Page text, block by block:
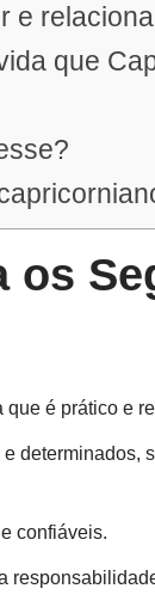
e
que
os
é prático e
determinados,
confiáveis.